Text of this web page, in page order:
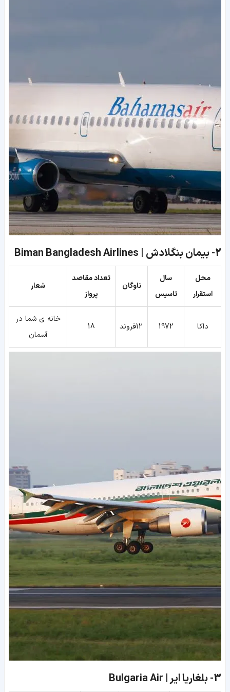
2- بیمان بنگلادش | Biman Bangladesh Airlines
محل
استقرار
سال
تاسیس
ناوگان
تعداد مقاصد
پرواز
شعار
داکا 1972
18
خانه ی شما در
آسمان
3- بلغاریا ایر | Bulgaria Air